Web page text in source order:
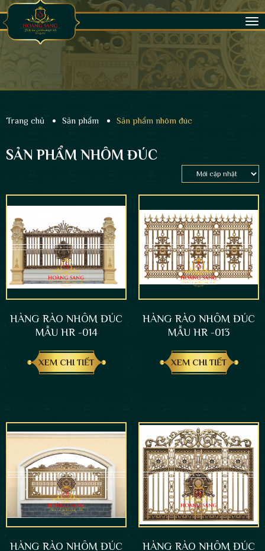
Trang chủ Sản phẩm Sản phẩm nhôm đúc
SẢN PHẨM NHÔM ĐÚC
HÀNG RÀO NHÔM ĐÚC
MẪU HR -014
XEM CHI TIẾT
HÀNG RÀO NHÔM ĐÚC
MẪU HR -013
XEM CHI TIẾT
HÀNG RÀO NHÔM ĐÚC
HÀNG RÀO NHÔM ĐÚC